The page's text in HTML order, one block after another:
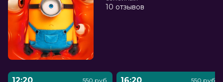
10 отзывов
12:20
550 руб.
16:20
550 руб.